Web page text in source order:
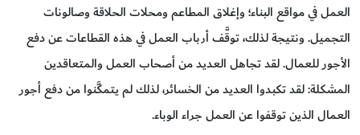
العمل في مواقع البناء؛ وإغلاق المطاعم ومحلات الحلاقة وصالونات
التجميل. ونتيجة لذلك، توقَّف أرباب العمل في هذه القطاعات عن دفع
الأجور للعمال. لقد تجاهل العديد من أصحاب العمل والمتعاقدين
المشكلة: لقد تكبدوا العديد من الخسائر، لذلك لم يتمكَّنوا من دفع أجور
العمال الذين توقفوا عن العمل جراء الوباء.